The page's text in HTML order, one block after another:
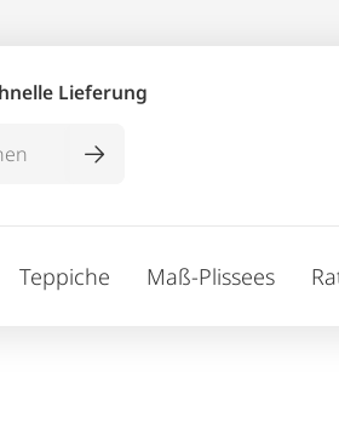
Lieferung
Teppiche Maß-Plissees